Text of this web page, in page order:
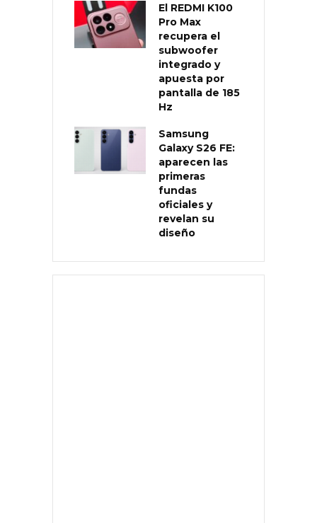
El REDMI K100
Pro Max
recupera el
subwoofer
integrado y
apuesta por
pantalla de 185
Hz
Samsung
Galaxy S26 FE:
aparecen las
primeras
fundas
oficiales y
revelan su
diseño